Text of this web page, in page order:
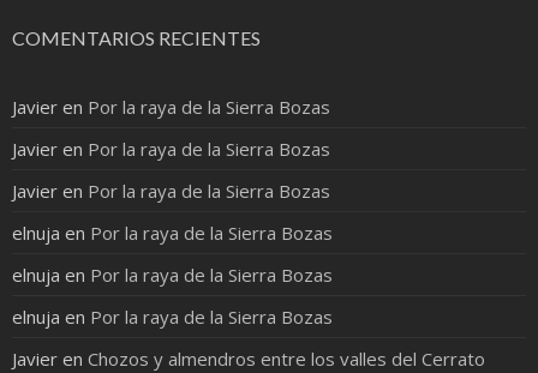
COMENTARIOS RECIENTES
Javier en Por la raya de la Sierra Bozas
Javier en Por la raya de la Sierra Bozas
Javier en Por la raya de la Sierra Bozas
elnuja en Por la raya de la Sierra Bozas
elnuja en Por la raya de la Sierra Bozas
elnuja en Por la raya de la Sierra Bozas
Javier en Chozos y almendros entre los valles del Cerrato